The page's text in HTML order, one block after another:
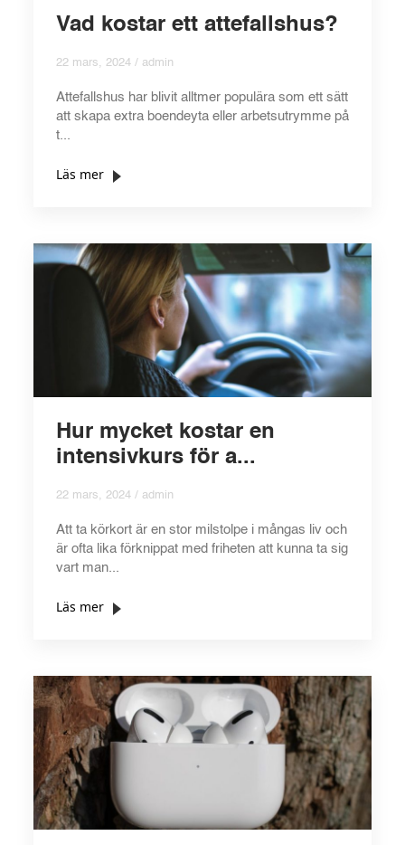
Vad kostar ett attefallshus?
22 mars, 2024 / admin
Attefallshus har blivit alltmer populära som ett sätt
att skapa extra boendeyta eller arbetsutrymme på
t...
Läs mer
Hur mycket kostar en
intensivkurs för a...
22 mars, 2024 / admin
Att ta körkort är en stor milstolpe i mångas liv och
är ofta lika förknippat med friheten att kunna ta sig
vart man...
Läs mer